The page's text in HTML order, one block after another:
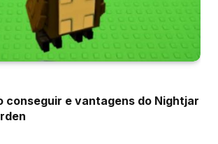
conseguir e vantagens do Nightjar